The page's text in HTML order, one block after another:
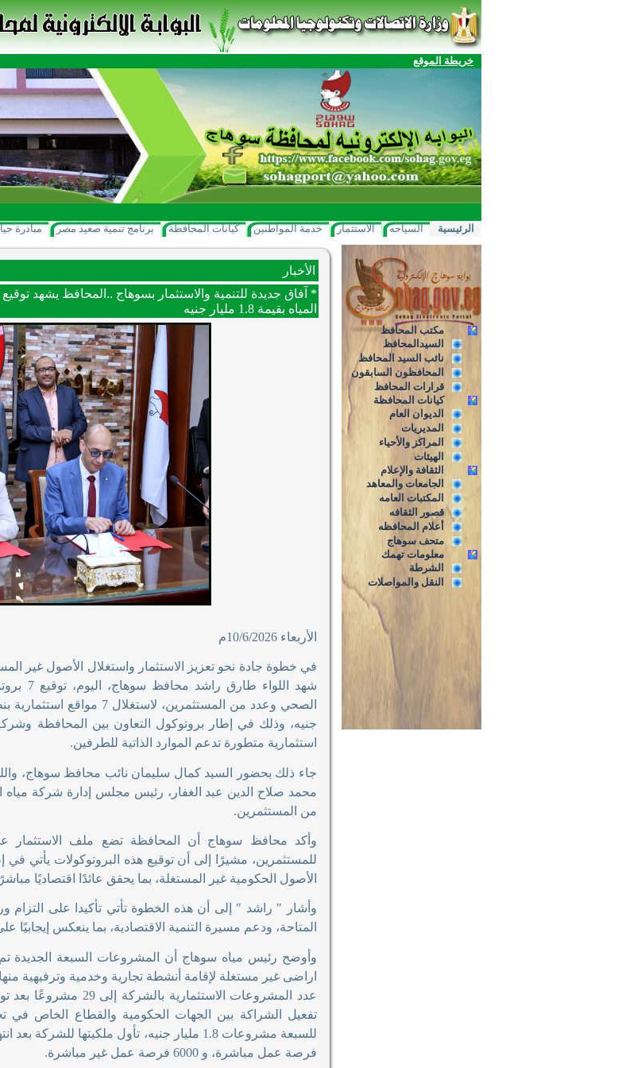
خريطة الموقع
الرئيسية السياحه الاستثمار خدمة المواطنين كيانات المحافظة برنامج تنمية صعيد مصر مبادرة
مكتب المحافظ
السيدالمحافظ
نائب السيد المحافظ
المحافظون السابقون
قرارات المحافظ
كيانات المحافظة
الديوان العام
المديريات
المراكز والأحياء
الهيئات
الثقافة والإعلام
الجامعات والمعاهد
المكتبات العامه
قصور الثقافه
أعلام المحافظه
متحف سوهاج
معلومات تهمك
الشرطة
النقل والمواصلات
الأخبار
المياه بقيمة 1.8 مليار جنيه
الأربعاء 10/6/2026م
في خطوة جادة نحو تعزيز الاستثمار واستغلال الأصول غير
شهد
جنيه، وذلك في إطار بروتوكول التعاون بين المحافظة
استثمارية متطورة تدعم الموارد الذاتية للطرفين.
جاء ذلك بحضور السيد كمال سليمان نائب محافظ سوهاج،
محمد صلاح الدين عبد الغفار، رئيس مجلس إدارة شركة
من المستثمرين.
وأكد محافظ سوهاج أن المحافظة تضع ملف الاستثمار
للمستثمرين، مشيرًا إلى أن توقيع هذه البروتوكولات يأتي في
الأصول الحكومية غير المستغلة، بما يحقق عائدًا اقتصاديًا
وأشار " راشد " إلى أن هذه الخطوة تأتي تأكيدا على
المتاحة، ودعم مسيرة التنمية الاقتصادية، بما ينعكس إيجابيًا
وأوضح رئيس مياه سوهاج أن المشروعات السبعة الجديدة
اراضى غير مستغلة لإقامة أنشطة تجارية وخدمية وترفيهية
عدد المشروعات
تفعيل الشراكة بين الجهات الحكومية والقطاع الخاص في
فرصة عمل مباشرة، و 6000 فرصة عمل غير مباشرة
.